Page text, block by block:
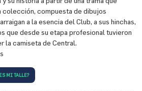
colección, compuesta de dibujos
a la esencia del Club, a sus hinchas,
que desde su etapa profesional tuvieron
la camiseta de Central.
MI TALLE?